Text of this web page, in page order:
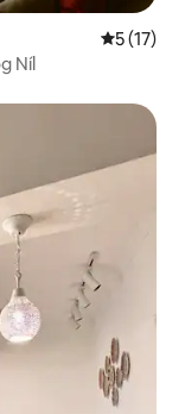
5 af 5 í
5 (17)
Níl